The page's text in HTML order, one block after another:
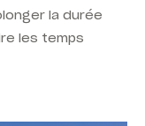
la durée
les temps